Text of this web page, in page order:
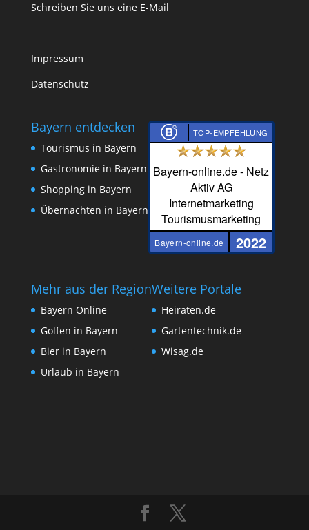
Schreiben Sie uns eine E-Mail
Impressum
Datenschutz
Bayern entdecken
Tourismus in Bayern
Gastronomie in Bayern
Shopping in Bayern
Übernachten in Bayern
TOP-EMPFEHLUNG
Bayern-online.de - Netz
Aktiv AG
Internetmarketing
Tourismusmarketing
Bayern-online.de 2022
Mehr aus der Region
Bayern Online
Golfen in Bayern
Bier in Bayern
Urlaub in Bayern
Weitere Portale
Heiraten.de
Gartentechnik.de
Wisag.de